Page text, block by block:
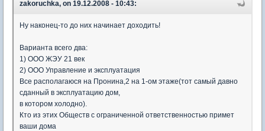
zakoruchka, on 19.12.2008 - 10:43:
Ну наконец-то до них начинает доходить!
Варианта всего два:
1) ООО ЖЭУ 21 век
2) ООО Управление и эксплуатация
Все располагаюся на Пронина,2 на 1-ом этаже(тот самый давно
сданный в эксплуатацию дом,
в котором холодно).
Кто из этих Обществ с ограниченной ответственностью примет
ваши дома